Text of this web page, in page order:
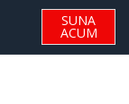
SUNA
ACUM